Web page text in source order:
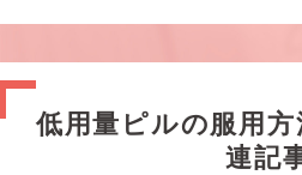
低用量ピルの服用
連記